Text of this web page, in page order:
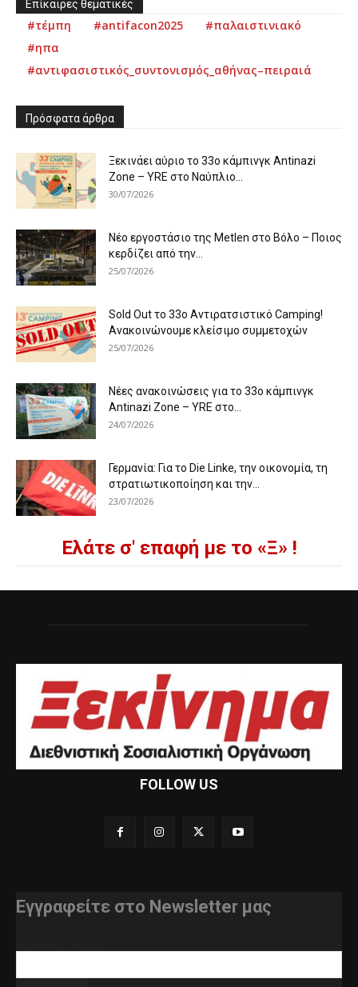
Επίκαιρες θεματικές
#τέμπη #antifacon2025
#παλαιστινιακό
#ηπα
#αντιφασιστικός_συντονισμός_αθήνας–πειραιά
Πρόσφατα άρθρα
Ξεκινάει αύριο το 33ο κάμπινγκ Antinazi
Zone – YRE στο Ναύπλιο...
30/07/2026
Νέο εργοστάσιο της Metlen στο Βόλο – Ποιος
κερδίζει από την...
25/07/2026
Sold Out το 33ο Αντιρατσιστικό Camping!
Ανακοινώνουμε κλείσιμο συμμετοχών
25/07/2026
Νέες ανακοινώσεις για το 33ο κάμπινγκ
Antinazi Zone – YRE στο...
24/07/2026
Γερμανία: Για το Die Linke, την οικονομία, τη
στρατιωτικοποίηση και την...
23/07/2026
Ελάτε σ' επαφή με το «Ξ» !
FOLLOW US
Εγγραφείτε στο Newsletter μας